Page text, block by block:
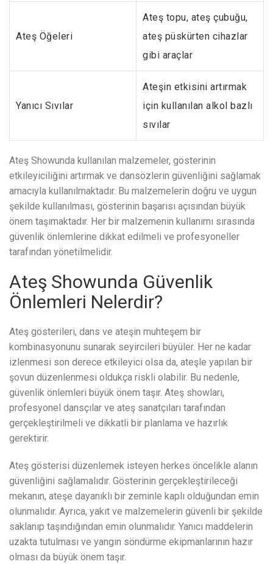
Ateş Öğeleri
Ateş topu, ateş çubuğu,
ateş püskürten cihazlar
gibi araçlar
Yanıcı Sıvılar
Ateşin etkisini artırmak
için kullanılan alkol bazlı
sıvılar
Ateş Showunda kullanılan malzemeler, gösterinin
etkileyiciliğini artırmak ve dansözlerin güvenliğini sağlamak
amacıyla kullanılmaktadır. Bu malzemelerin doğru ve uygun
şekilde kullanılması, gösterinin başarısı açısından büyük
önem taşımaktadır. Her bir malzemenin kullanımı sırasında
güvenlik önlemlerine dikkat edilmeli ve profesyoneller
tarafından yönetilmelidir.
Ateş Showunda Güvenlik
Önlemleri Nelerdir?
Ateş gösterileri, dans ve ateşin muhteşem bir
kombinasyonunu sunarak seyircileri büyüler. Her ne kadar
izlenmesi son derece etkileyici olsa da, ateşle yapılan bir
şovun düzenlenmesi oldukça riskli olabilir. Bu nedenle,
güvenlik önlemleri büyük önem taşır. Ateş showları,
profesyonel dansçılar ve ateş sanatçıları tarafından
gerçekleştirilmeli ve dikkatli bir planlama ve hazırlık
gerektirir.
Ateş gösterisi düzenlemek isteyen herkes öncelikle alanın
güvenliğini sağlamalıdır. Gösterinin gerçekleştirileceği
mekanın, ateşe dayanıklı bir zeminle kaplı olduğundan emin
olunmalıdır. Ayrıca, yakıt ve malzemelerin güvenli bir şekilde
saklanıp taşındığından emin olunmalıdır. Yanıcı maddelerin
uzakta tutulması ve yangın söndürme ekipmanlarının hazır
olması da büyük önem taşır.